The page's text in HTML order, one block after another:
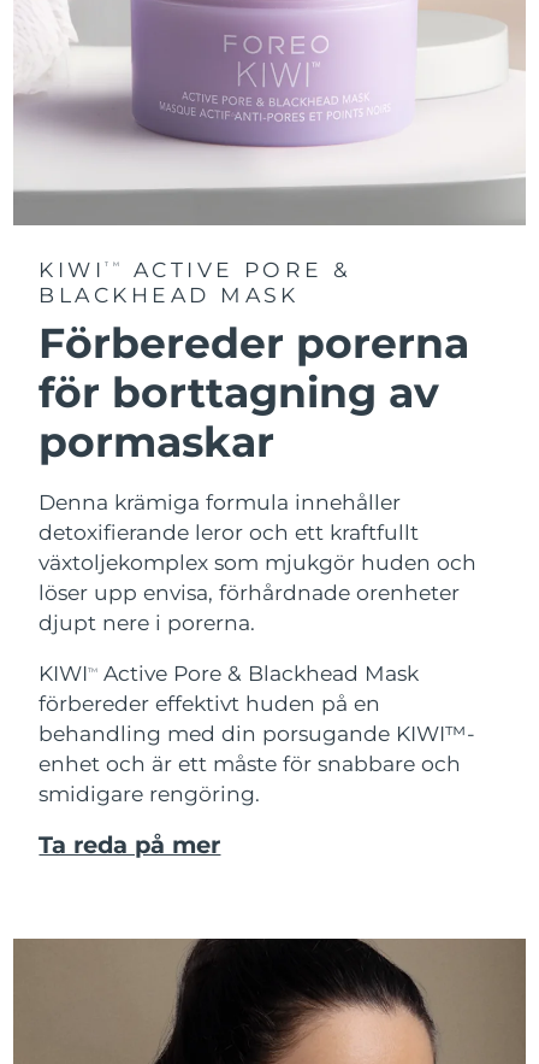
KIWITM
ACTIVE PORE &
BLACKHEAD MASK
Förbereder porerna
för borttagning av
pormaskar
Denna krämiga formula innehåller
detoxifierande leror och ett kraftfullt
växtoljekomplex som mjukgör huden och
löser upp envisa, förhårdnade orenheter
djupt nere i porerna.
KIWITM
Active Pore & Blackhead Mask
förbereder effektivt huden på en
behandling med din porsugande KIWI™-
enhet och är ett måste för snabbare och
smidigare rengöring.
Ta reda på mer